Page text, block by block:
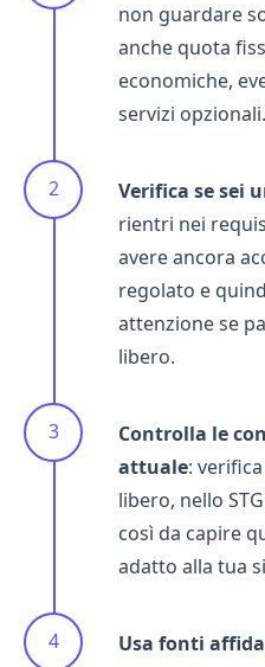
non guardare
anche quota
economiche,
servizi opzionali.
Verifica se sei
rientri nei
avere ancora
regolato e
attenzione se
libero.
Controlla le
attuale:
libero, nello
così da capire
adatto alla tua
Usa fonti